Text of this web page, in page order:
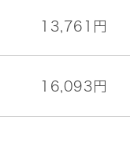
13,761円
16,093円